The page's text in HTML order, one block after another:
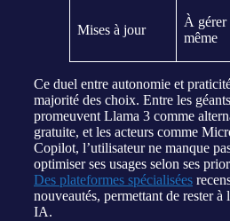
Mises à jour
À gérer
même
Ce duel entre autonomie et
majorité des choix. Entre les
promeuvent Llama 3 comme
gratuite, et les acteurs comme
Copilot, l’utilisateur ne manque
optimiser ses usages selon ses
Des plateformes spécialisées
nouveautés, permettant de rester à
IA.